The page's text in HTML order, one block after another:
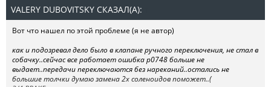
VALERY DUBOVITSKY СКАЗАЛ(А):
Вот что нашел по этой проблеме (я не автор)
как и подозревал дело было в клапане ручного переключения, не стал в
собачку..сейчас все работает ошибка p0748 больше не
выдает..передачи переключаются без нареканий..остались не
большие толчки думаю замена 2х соленоидов поможет..(